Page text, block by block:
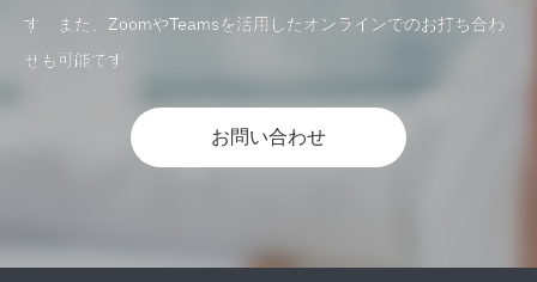
す。また、ZoomやTeamsを活用したオンラインでのお打ち合わ
せも可能です。
お問い合わせ